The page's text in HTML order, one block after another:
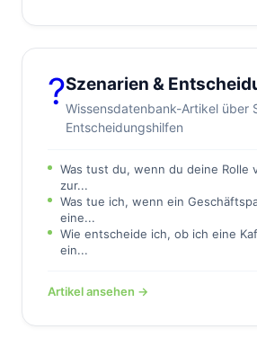
?Szenarien &
Wissensdatenbank-Artikel über
Entscheidungshilfen
Was tust du, wenn du deine Rolle
zur...
Was tue ich, wenn ein
eine...
Wie entscheide ich, ob ich eine
ein...
Artikel ansehen →